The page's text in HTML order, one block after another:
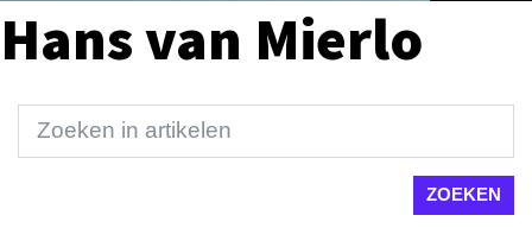
Hans van Mierlo